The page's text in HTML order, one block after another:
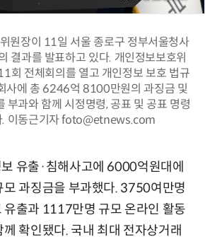
원장이 11일 서울 종로구 정부서울청사
결과를 발표하고 있다. 개인정보보호위
회 전체회의를 열고 개인정보 보호 법규
사에 총 6246억 8100만원의 과징금 및
과와 함께 시정명령, 공표 및 공표 명령
. 이동근기자 foto@etnews.com
유출·침해사고에 6000억원대에
모 과징금을 부과했다. 3750여만명
유출과 1117만명 규모 온라인 활동
확인됐다. 국내 최대 전자상거래